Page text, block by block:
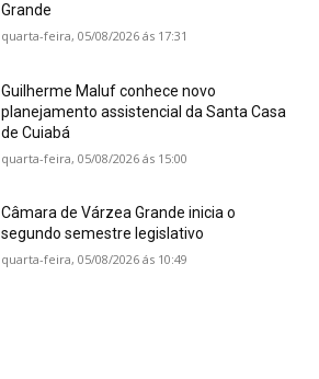
Grande
quarta-feira, 05/08/2026 ás 17:31
Guilherme Maluf conhece novo
planejamento assistencial da Santa Casa
de Cuiabá
quarta-feira, 05/08/2026 ás 15:00
Câmara de Várzea Grande inicia o
segundo semestre legislativo
quarta-feira, 05/08/2026 ás 10:49